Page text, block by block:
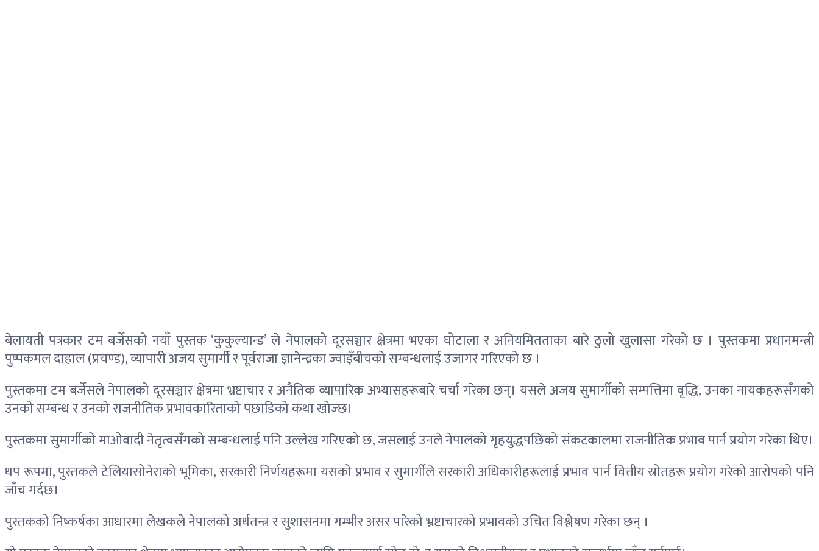
बेलायती पत्रकार टम बर्जेसको नयाँ पुस्तक ‘कुकुल्यान्ड’ ले नेपालको दूरसञ्चार क्षेत्रमा भएका घोटाला र अनियमितताका बारे ठुलो खुलासा गरेको छ । पुस्तकमा प्रधानमन्त्री
पुष्पकमल दाहाल (प्रचण्ड), व्यापारी अजय सुमार्गी र पूर्वराजा ज्ञानेन्द्रका ज्वाइँबीचको सम्बन्धलाई उजागर गरिएको छ ।
पुस्तकमा टम बर्जेसले नेपालको दूरसञ्चार क्षेत्रमा भ्रष्टाचार र अनैतिक व्यापारिक अभ्यासहरूबारे चर्चा गरेका छन्। यसले अजय सुमार्गीको सम्पत्तिमा वृद्धि, उनका नायकहरूसँगको
उनको सम्बन्ध र उनको राजनीतिक प्रभावकारिताको पछाडिको कथा खोज्छ।
पुस्तकमा सुमार्गीको माओवादी नेतृत्वसँगको सम्बन्धलाई पनि उल्लेख गरिएको छ, जसलाई उनले नेपालको गृहयुद्धपछिको संकटकालमा राजनीतिक प्रभाव पार्न प्रयोग गरेका थिए।
थप रूपमा, पुस्तकले टेलियासोनेराको भूमिका, सरकारी निर्णयहरूमा यसको प्रभाव र सुमार्गीले सरकारी अधिकारीहरूलाई प्रभाव पार्न वित्तीय स्रोतहरू प्रयोग गरेको आरोपको पनि
जाँच गर्दछ।
पुस्तकको निष्कर्षका आधारमा लेखकले नेपालको अर्थतन्त्र र सुशासनमा गम्भीर असर पारेको भ्रष्टाचारको प्रभावको उचित विश्लेषण गरेका छन् ।